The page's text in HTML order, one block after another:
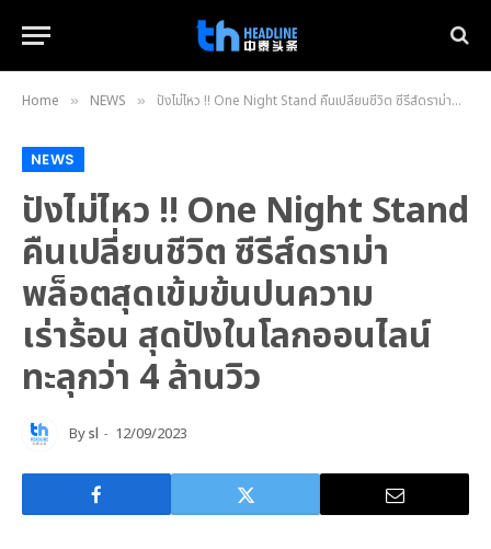
Home » NEWS » ปังไม่ไหว !! One Night Stand คืนเปลี่ยนชีวิต ซีรีส์ดราม่าพล็อตสุดเข้มข้นปนความเร่าร้อน สุดปังในโลกออนไลน์ทะลุกว่า 4 ล้านวิว
NEWS
ปังไม่ไหว !! One Night Stand
คืนเปลี่ยนชีวิต ซีรีส์ดราม่า
พล็อตสุดเข้มข้นปนความ
เร่าร้อน สุดปังในโลกออนไลน์
ทะลุกว่า 4 ล้านวิว
Bysl 12/09/2023